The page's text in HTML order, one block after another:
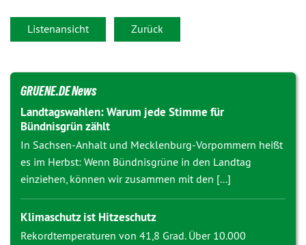
Listenansicht Zurück
GRUENE.DE News
Landtagswahlen: Warum jede Stimme für
Bündnisgrün zählt
In Sachsen-Anhalt und Mecklenburg-Vorpommern heißt
es im Herbst: Wenn Bündnisgrüne in den Landtag
einziehen, können wir zusammen mit den [...]
Klimaschutz ist Hitzeschutz
Rekordtemperaturen von 41,8 Grad. Über 10.000